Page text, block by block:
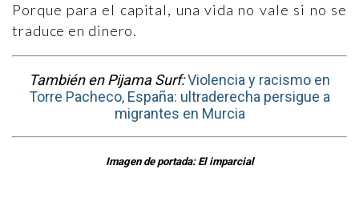
Porque para el capital, una vida no vale si no se
traduce en dinero.
También en Pijama Surf:Violencia y racismo en
Torre Pacheco, España: ultraderecha persigue a
migrantes en Murcia
Imagen de portada: El imparcial